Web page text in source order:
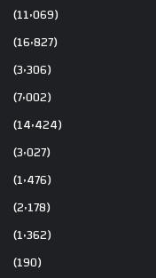
(11٬069)
(16٬827)
(3٬306)
(7٬002)
(14٬424)
(3٬027)
(1٬476)
(2٬178)
(1٬362)
(190)